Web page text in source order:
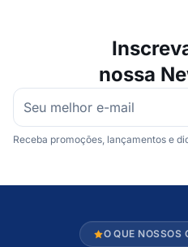
nossa
Receba promoções, lançamentos e
O QUE NOSSOS